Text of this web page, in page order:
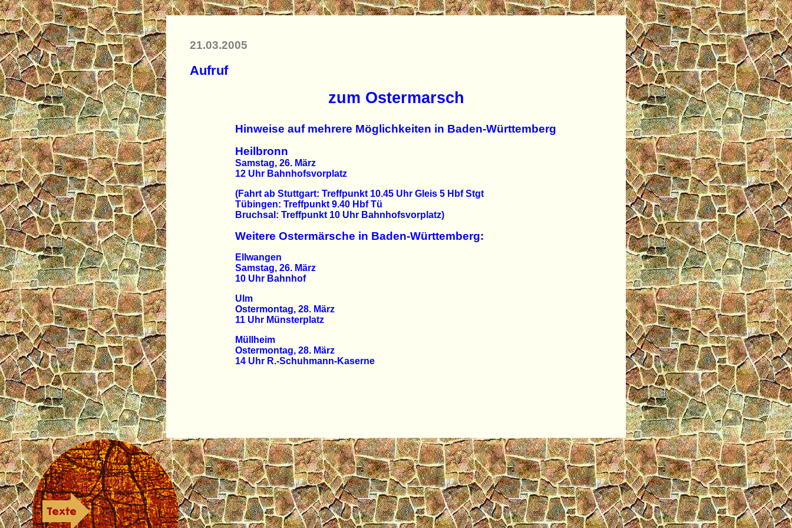
21.03.2005
Aufruf
zum Ostermarsch
Hinweise auf mehrere Möglichkeiten in Baden-Württemberg
Heilbronn
Samstag, 26. März
12 Uhr Bahnhofsvorplatz
(Fahrt ab Stuttgart: Treffpunkt 10.45 Uhr Gleis 5 Hbf Stgt
Tübingen: Treffpunkt 9.40 Hbf Tü
Bruchsal: Treffpunkt 10 Uhr Bahnhofsvorplatz)
Weitere Ostermärsche in Baden-Württemberg:
Ellwangen
Samstag, 26. März
10 Uhr Bahnhof
Ulm
Ostermontag, 28. März
11 Uhr Münsterplatz
Müllheim
Ostermontag, 28. März
14 Uhr R.-Schuhmann-Kaserne